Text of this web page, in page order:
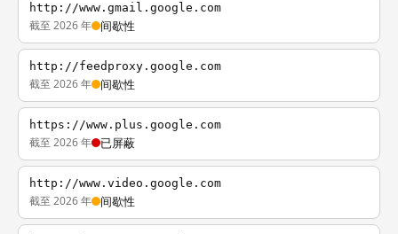
http://www.gmail.google.com
截至 2026 年 间歇性
http://feedproxy.google.com
截至 2026 年 间歇性
https://www.plus.google.com
截至 2026 年 已屏蔽
http://www.video.google.com
截至 2026 年 间歇性